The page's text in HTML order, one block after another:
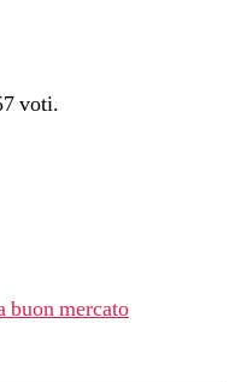
voti.
buon mercato